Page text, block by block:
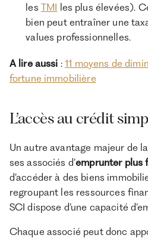
les TMI les plus élevées).
bien peut entraîner une
values professionnelles.
A lire aussi :11 moyens de
fortune immobilière
L’accès au crédit
Un autre avantage majeur de
ses associés d’emprunter plus
d’accéder à des biens
regroupant les ressources
SCI dispose d’une capacité
Chaque associé peut donc